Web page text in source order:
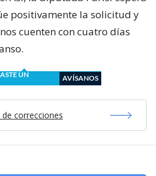
positivamente la solicitud y
cuenten con cuatro días
UN
AVÍSANOS
correcciones